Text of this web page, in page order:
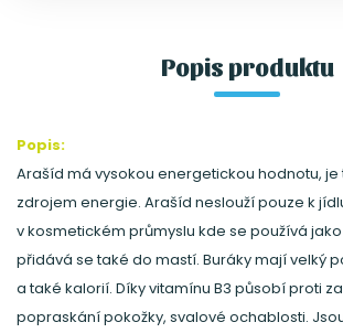
Popis produktu
Popis:
Arašíd má vysokou energetickou hodnotu,
zdrojem energie. Arašíd neslouží pouze k
v kosmetickém průmyslu kde se používá
přidává se také do mastí. Buráky mají velký
a také kalorií. Díky vitamínu B3 působí proti
popraskání pokožky, svalové ochablosti.